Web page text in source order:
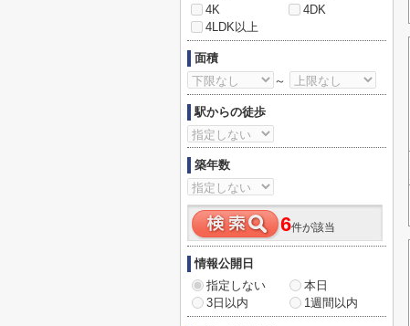
4K
4DK
4LDK以上
面積
～
駅からの徒歩
築年数
6件が該当
情報公開日
指定しない
本日
3日以内
1週間以内